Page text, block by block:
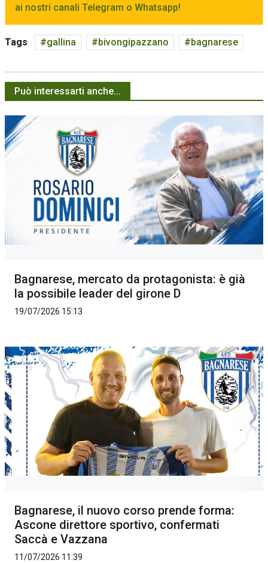
ai nostri canali Telegram o Whatsapp!
Tags gallina bivongipazzano bagnarese
Può interessarti anche...
Bagnarese, mercato da protagonista: è già
la possibile leader del girone D
19/07/2026 15:13
Bagnarese, il nuovo corso prende forma:
Ascone direttore sportivo, confermati
Saccà e Vazzana
11/07/2026 11:39